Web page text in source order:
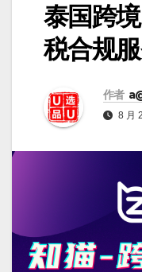
泰国跨
税合规
作者
8 月